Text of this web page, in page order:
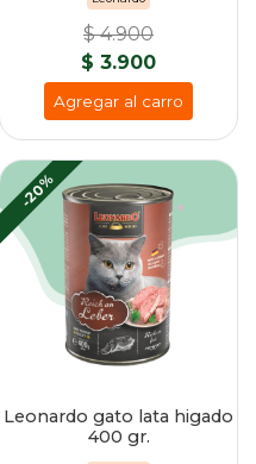
$ 4.900
$ 3.900
Agregar al carro
-20%
Leonardo gato lata higado
400 gr.